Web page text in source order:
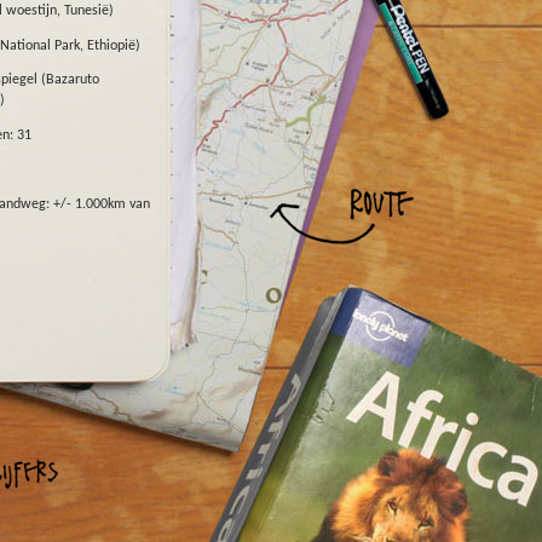
woestijn, Tunesië)
Park, Ethiopië)
(Bazaruto
31
+/- 1.000km van